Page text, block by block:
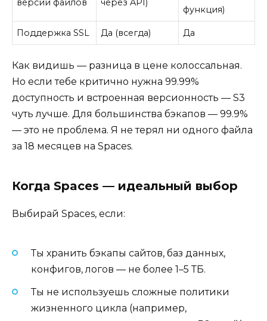
версий файлов через API)
функция)
Поддержка SSL Да (всегда) Да
Как видишь — разница в цене колоссальная.
Но если тебе критично нужна 99.99%
доступность и встроенная версионность — S3
чуть лучше. Для большинства бэкапов — 99.9%
— это не проблема. Я не терял ни одного файла
за 18 месяцев на Spaces.
Когда Spaces — идеальный выбор
Выбирай Spaces, если:
Ты хранить бэкапы сайтов, баз данных,
конфигов, логов — не более 1–5 ТБ.
Ты не используешь сложные политики
жизненного цикла (например,